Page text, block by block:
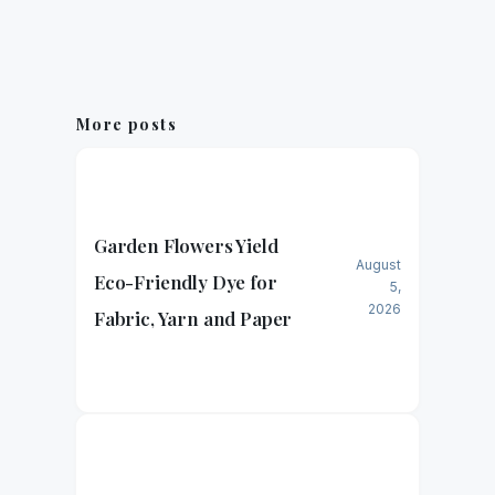
More posts
Garden Flowers Yield
Eco-Friendly Dye for
Fabric, Yarn and Paper
August
5,
2026